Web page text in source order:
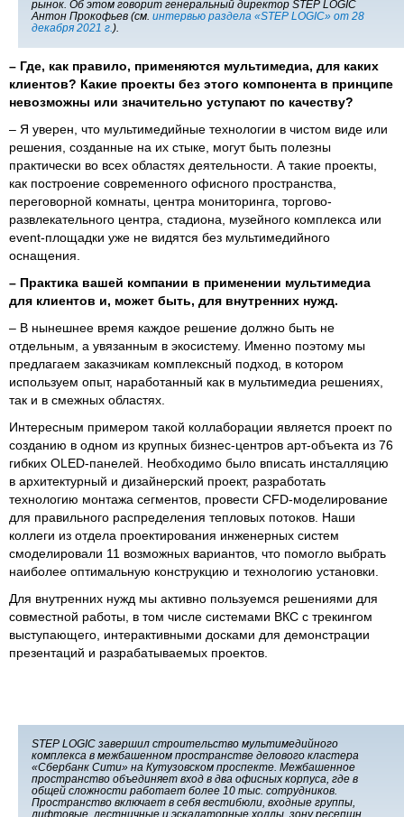
рынок. Об этом говорит генеральный директор STEP LOGIC
Антон Прокофьев (см. интервью раздела «STEP LOGIC» от 28
декабря 2021 г. ).
– Где, как правило, применяются мультимедиа, для каких
клиентов? Какие проекты без этого компонента в принципе
невозможны или значительно уступают по качеству?
– Я уверен, что мультимедийные технологии в чистом виде или
решения, созданные на их стыке, могут быть полезны
практически во всех областях деятельности. А такие проекты,
как построение современного офисного пространства,
переговорной комнаты, центра мониторинга, торгово-
развлекательного центра, стадиона, музейного комплекса или
event-площадки уже не видятся без мультимедийного
оснащения.
– Практика вашей компании в применении мультимедиа
для клиентов и, может быть, для внутренних нужд.
– В нынешнее время каждое решение должно быть не
отдельным, а увязанным в экосистему. Именно поэтому мы
предлагаем заказчикам комплексный подход, в котором
используем опыт, наработанный как в мультимедиа решениях,
так и в смежных областях.
Интересным примером такой коллаборации является проект по
созданию в одном из крупных бизнес-центров арт-объекта из 76
гибких OLED-панелей. Необходимо было вписать инсталляцию
в архитектурный и дизайнерский проект, разработать
технологию монтажа сегментов, провести CFD-моделирование
для правильного распределения тепловых потоков. Наши
коллеги из отдела проектирования инженерных систем
смоделировали 11 возможных вариантов, что помогло выбрать
наиболее оптимальную конструкцию и технологию установки.
Для внутренних нужд мы активно пользуемся решениями для
совместной работы, в том числе системами ВКС с трекингом
выступающего, интерактивными досками для демонстрации
презентаций и разрабатываемых проектов.
STEP LOGIC завершил строительство мультимедийного
комплекса в межбашенном пространстве делового кластера
«Сбербанк Сити» на Кутузовском проспекте. Межбашенное
пространство объединяет вход в два офисных корпуса, где в
общей сложности работает более 10 тыс. сотрудников.
Пространство включает в себя вестибюли, входные группы,
лифтовые, лестничные и эскалаторные холлы, зону ресепшн,